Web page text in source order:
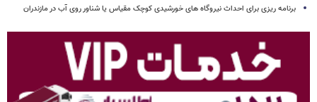
برنامه ریزی برای احداث نیروگاه های خورشیدی کوچک مقیاس یا شناور روی آب در مازندران